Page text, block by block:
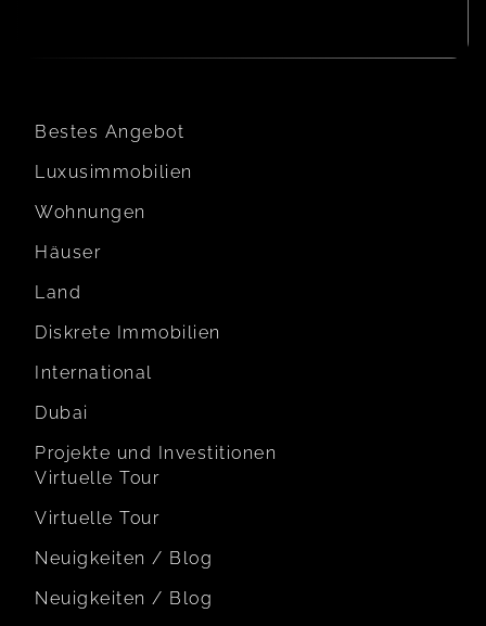
Bestes Angebot
Luxusimmobilien
Wohnungen
Häuser
Land
Diskrete Immobilien
International
Dubai
Projekte und Investitionen
Virtuelle Tour
Virtuelle Tour
Neuigkeiten / Blog
Neuigkeiten / Blog